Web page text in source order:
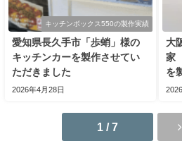
キッチンボックス550の製作実績
愛知県長久手市「歩蛸」様の
キッチンカーを製作させてい
ただきました
2026年4月28日
大
家
を
1 / 7